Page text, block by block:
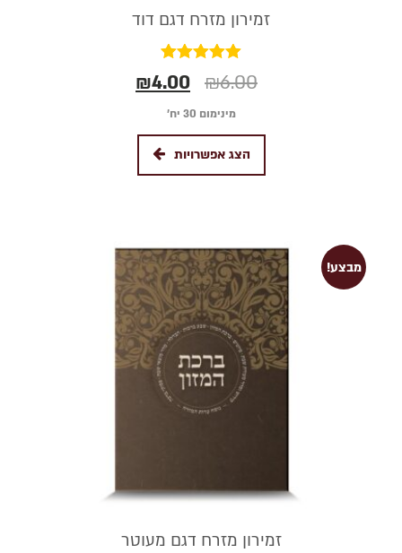
זמירון מזרח דגם דוד
5.00
₪6.00
₪4.00
מינימום 30 יח׳
הצג אפשרויות
מבצע!
זמירון מזרח דגם מעוטר